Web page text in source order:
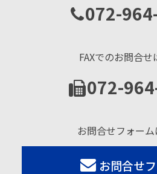
072-
FAXでのお問合せ
072-
お問合せフォー
お問合せ